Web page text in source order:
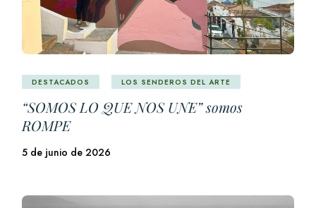
DESTACADOS LOS SENDEROS DEL ARTE
“SOMOS LO QUE NOS UNE” somos
ROMPE
5 de junio de 2026